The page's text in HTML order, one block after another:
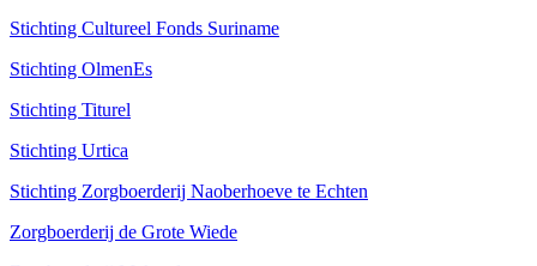
Stichting Cultureel Fonds Suriname
Stichting OlmenEs
Stichting Titurel
Stichting Urtica
Stichting Zorgboerderij Naoberhoeve te Echten
Zorgboerderij de Grote Wiede